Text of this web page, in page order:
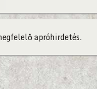
apróhirdetés.